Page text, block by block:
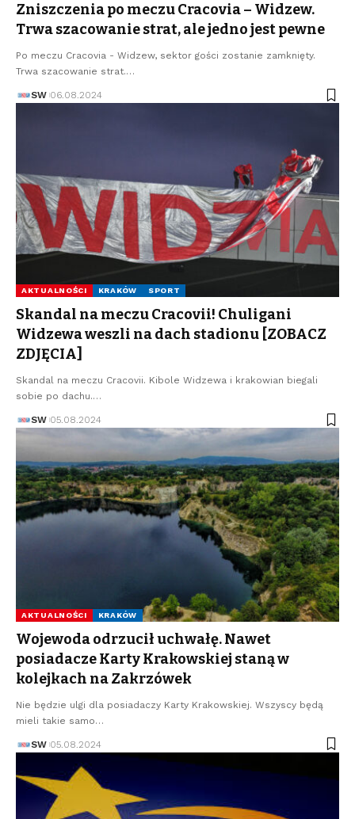
Zniszczenia po meczu Cracovia – Widzew.
Trwa szacowanie strat, ale jedno jest pewne
Po meczu Cracovia - Widzew, sektor gości zostanie zamknięty.
Trwa szacowanie strat.…
SW 06.08.2024
AKTUALNOŚCI KRAKÓW SPORT
Skandal na meczu Cracovii! Chuligani
Widzewa weszli na dach stadionu [ZOBACZ
ZDJĘCIA]
Skandal na meczu Cracovii. Kibole Widzewa i krakowian biegali
sobie po dachu.…
SW 05.08.2024
AKTUALNOŚCI KRAKÓW
Wojewoda odrzucił uchwałę. Nawet
posiadacze Karty Krakowskiej staną w
kolejkach na Zakrzówek
Nie będzie ulgi dla posiadaczy Karty Krakowskiej. Wszyscy będą
mieli takie samo…
SW 05.08.2024